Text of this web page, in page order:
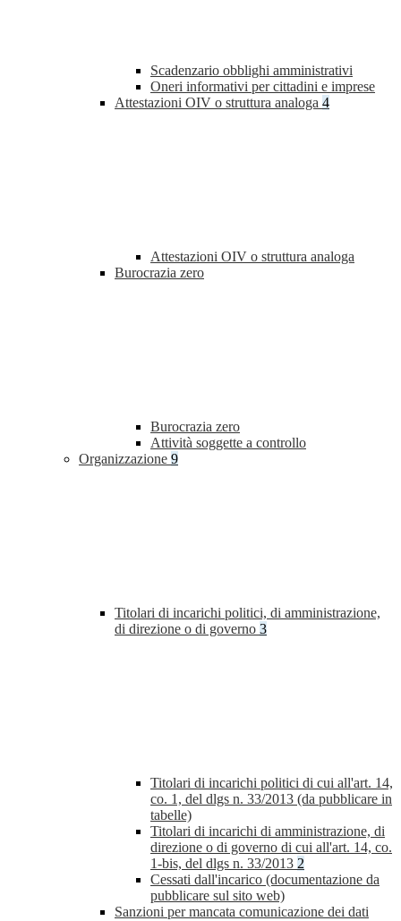
Scadenzario obblighi amministrativi
Oneri informativi per cittadini e imprese
Attestazioni OIV o struttura analoga 4
Attestazioni OIV o struttura analoga
Burocrazia zero
Burocrazia zero
Attività soggette a controllo
Organizzazione 9
Titolari di incarichi politici, di amministrazione,
di direzione o di governo 3
Titolari di incarichi politici di cui all'art. 14,
co. 1, del dlgs n. 33/2013 (da pubblicare in
tabelle)
Titolari di incarichi di amministrazione, di
direzione o di governo di cui all'art. 14, co.
1-bis, del dlgs n. 33/2013 2
Cessati dall'incarico (documentazione da
pubblicare sul sito web)
Sanzioni per mancata comunicazione dei dati